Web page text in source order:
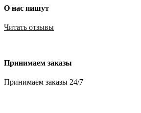
О нас пишут
Читать отзывы
Принимаем заказы
Принимаем заказы 24/7